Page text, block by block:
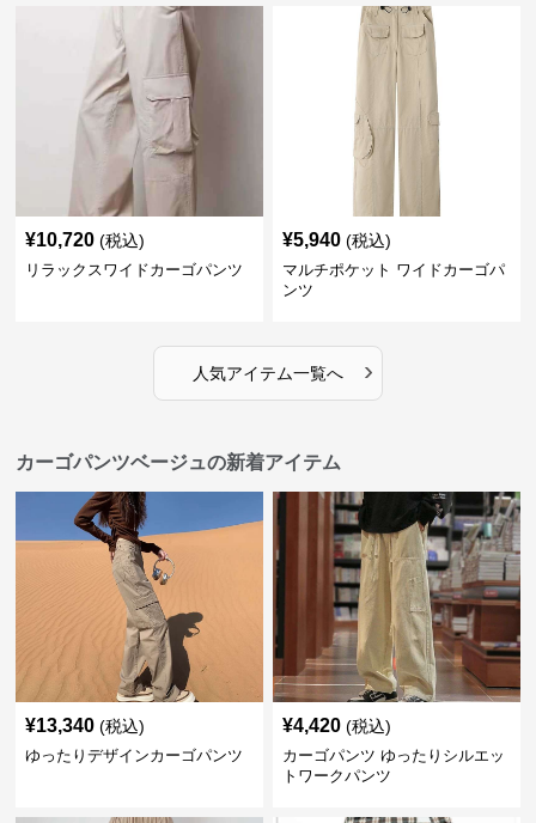
¥10,720 (税込)
リラックスワイドカーゴパンツ
¥5,940 (税込)
マルチポケット ワイドカーゴパ
ンツ
人気アイテム一覧へ ›
カーゴパンツベージュの新着アイテム
¥13,340 (税込)
ゆったりデザインカーゴパンツ
¥4,420 (税込)
カーゴパンツ ゆったりシルエッ
トワークパンツ